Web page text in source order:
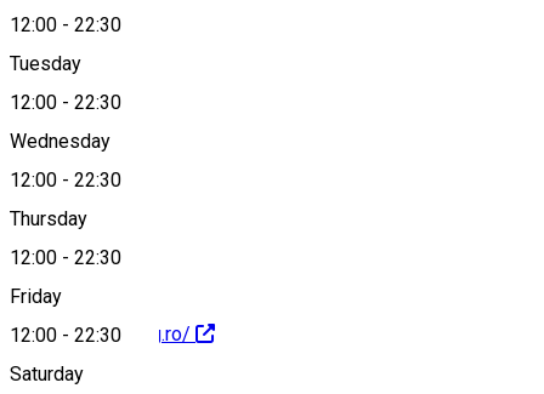
12:00 - 22:30
Tuesday
12:00 - 22:30
Wednesday
12:00 - 22:30
Thursday
12:00 - 22:30
Friday
12:00 - 22:30
Saturday
Map
http://yummyyang.ro/